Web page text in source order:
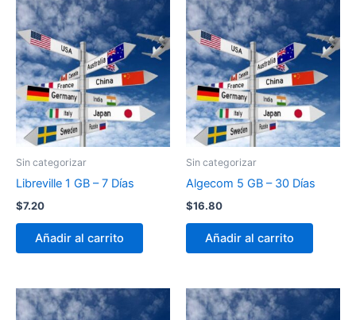
Sin categorizar
Libreville 1 GB – 7 Días
$7.20
Añadir al carrito
Sin categorizar
Algecom 5 GB – 30 Días
$16.80
Añadir al carrito